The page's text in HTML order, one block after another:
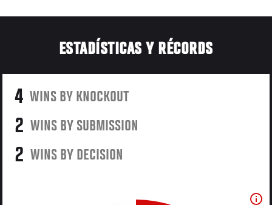
ESTADÍSTICAS Y RÉCORDS
4 WINS BY KNOCKOUT
2 WINS BY SUBMISSION
2 WINS BY DECISION